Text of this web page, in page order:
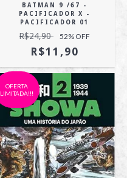
BATMAN 9 /67 -
PACIFICADOR X -
PACIFICADOR 01
R$24,90 52% OFF
R$11,90
OFERTA
LIMITADA!!!